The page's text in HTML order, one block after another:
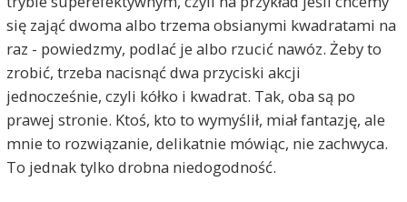
się zająć dwoma albo trzema obsianymi kwadratami na
raz - powiedzmy, podlać je albo rzucić nawóz. Żeby to
zrobić, trzeba nacisnąć dwa przyciski akcji
jednocześnie, czyli kółko i kwadrat. Tak, oba są po
prawej stronie. Ktoś, kto to wymyślił, miał fantazję, ale
mnie to rozwiązanie, delikatnie mówiąc, nie zachwyca.
To jednak tylko drobna niedogodność.